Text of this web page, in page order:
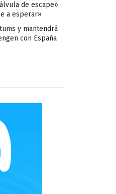
de escape»
a esperar»
y mantendrá
con España